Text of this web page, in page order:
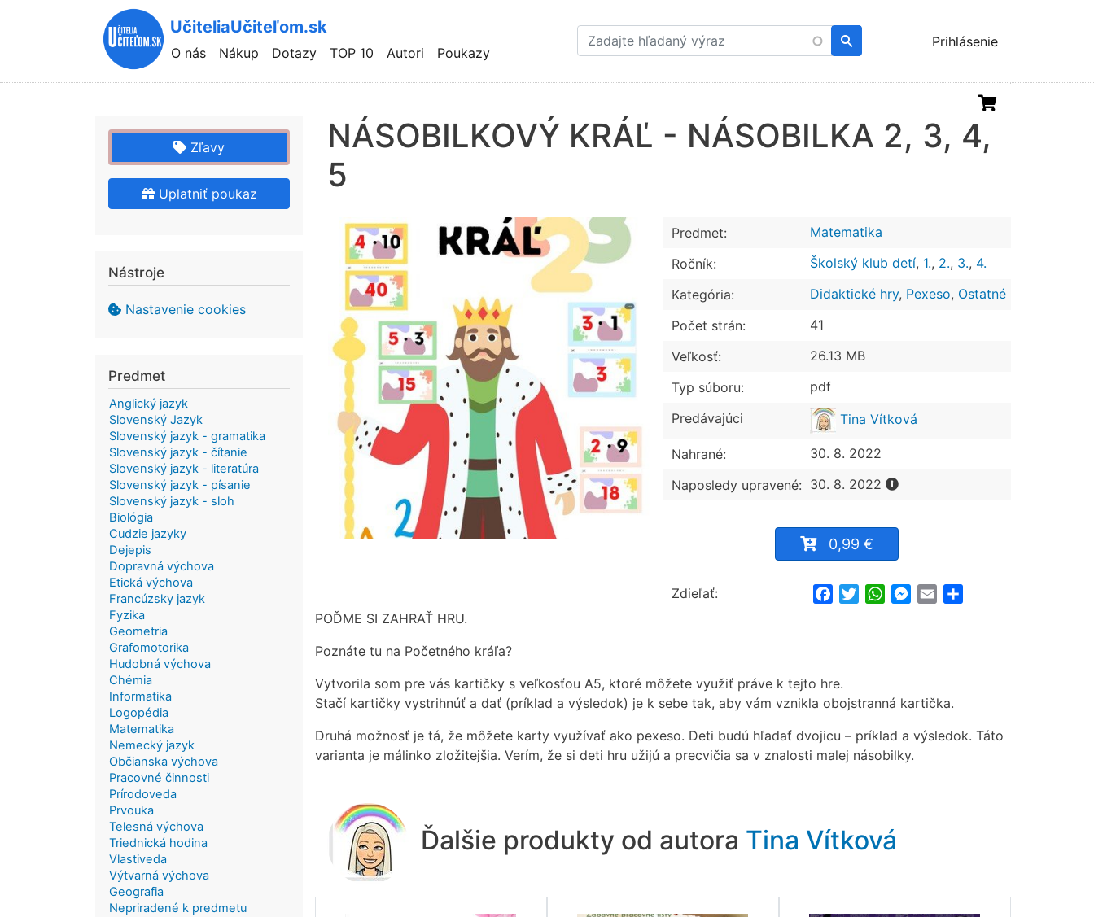
hlavný
UčiteliaUčiteľom.sk
Menu
Prihlásenie
Hlavní
navigace
O nás Nákup Dotazy TOP 10 Autori Poukazy
NÁSOBILKOVÝ KRÁĽ - NÁSOBILKA 2, 3, 4,
5
Predmet:
Matematika
Ročník:
Školský klub detí, 1., 2., 3., 4.
Kategória:
Didaktické hry, Pexeso, Ostatné
Počet strán:
41
Veľkosť:
26.13 MB
Typ súboru:
pdf
Predávajúci
Tina Vítková
Nahrané:
30. 8. 2022
Naposledy upravené: 30. 8. 2022
0,99 €
Zdieľať: FacebookTwitterWhatsApp
Messenger
Email
POĎME SI ZAHRAŤ HRU.
Poznáte tu na Početného kráľa?
Vytvorila som pre vás kartičky s veľkosťou A5, ktoré môžete využiť práve k tejto hre.
Stačí kartičky vystrihnúť a dať (príklad a výsledok) je k sebe tak, aby vám vznikla obojstranná kartička.
Druhá možnosť je tá, že môžete karty využívať ako pexeso. Deti budú hľadať dvojicu – príklad a výsledok. Táto
varianta je málinko zložitejšia. Verím, že si deti hru užijú a precvičia sa v znalosti malej násobilky.
Ďalšie produkty od autora Tina Vítková
Zľavy
Uplatniť poukaz
Nástroje
Nastavenie cookies
Predmet
Anglický jazyk
Slovenský Jazyk
Slovenský jazyk - gramatika
Slovenský jazyk - čítanie
Slovenský jazyk - literatúra
Slovenský jazyk - písanie
Slovenský jazyk - sloh
Biológia
Cudzie jazyky
Dejepis
Dopravná výchova
Etická výchova
Francúzsky jazyk
Fyzika
Geometria
Grafomotorika
Hudobná výchova
Chémia
Informatika
Logopédia
Matematika
Nemecký jazyk
Občianska výchova
Pracovné činnosti
Prírodoveda
Prvouka
Telesná výchova
Triednická hodina
Vlastiveda
Výtvarná výchova
Geografia
Nepriradené k predmetu